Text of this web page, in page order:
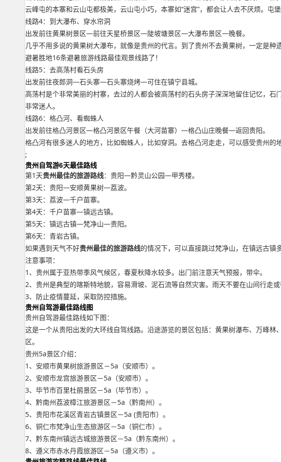
云峰屯的本寨和云山屯都极美，云山屯小巧，本寨如“迷宫”，都会让人去不厌烦。屯
线路4：到大瀑布、穿水帘洞
出发前往黄果树景区—前往天星桥景区—陡坡塘景区—大瀑布景区—晚餐。
几乎不用多说的黄果树大瀑布，就像是贵州的代言。到了贵州不去黄果树，一定是
避暑胜地16条避暑旅游线路最佳观景线路了！
线路5：去高荡村看石头房
出发前往夜郎洞—石头寨—石头寨烧烤—可住在镇宁县城。
高荡村是个非常美丽的村寨，去过的人都会被高荡村的石头房子深深地留住记忆，石
非常迷人。
线路6：格凸河、看蜘蛛人
出发前往格凸河景区—格凸河景区午餐（大河苗寨）—格凸山庄晚餐—返回贵阳。
格凸河有很多迷人的地方，比如蜘蛛人，比如穿洞。去格凸河走走，可以感受贵州的
;
贵州自驾游6天最佳路线
第1天贵州最佳的旅游路线：贵阳—黔灵山公园—甲秀楼。
第2天：贵阳—安顺黄果树—荔波。
第3天：荔波—千户苗寨。
第4天：千户苗寨—镇远古镇。
第5天：镇远古镇—梵净山—贵阳。
第6天：青岩古镇。
如果遇到天气不好贵州最佳的旅游路线的情况下，可以直接跳过梵净山，在镇远古镇
注意事项：
1、贵州属于亚热带季风气候区，春夏秋降水较多。出门前注意天气预报，带伞。
2、贵州是典型的喀斯特地貌，容易滑坡、泥石流等自然灾害。雨天不要在山间行走或
3、防止疫情蔓延，采取防控措施。
贵州自驾游最佳路线图
贵州自驾游最佳路线如下图：
这是一个从贵阳出发的大环线自驾线路。沿途游览的景区包括：黄果树瀑布、万峰
区。
贵州5a景区介绍：
1、安顺市黄果树旅游景区－5a（安顺市）。
2、安顺市龙宫旅游景区－5a（安顺市）。
3、毕节市百里杜鹃景区－5a（毕节市）。
4、黔南州荔波樟江旅游景区－5a（黔南州）。
5、贵阳市花溪区青岩古镇景区－5a (贵阳市）。
6、铜仁市梵净山生态旅游区－5a（铜仁市）。
7、黔东南州镇远古城旅游景区－5a（黔东南州）。
8、遵义市赤水丹霞旅游区－5a（遵义市）。